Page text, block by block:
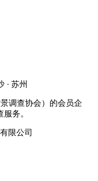
· 苏州
调查协会）的会员企
务。
限公司